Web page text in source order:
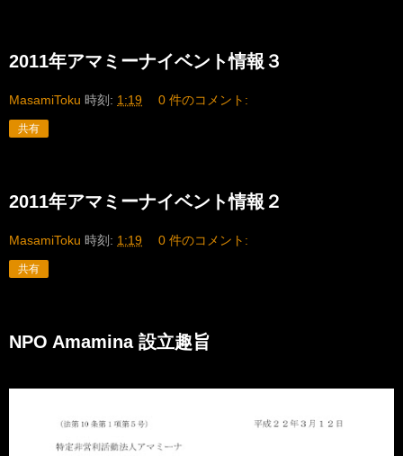
2011年アマミーナイベント情報３
MasamiToku 時刻: 1:19 0 件のコメント:
共有
2011年アマミーナイベント情報２
MasamiToku 時刻: 1:19 0 件のコメント:
共有
NPO Amamina 設立趣旨